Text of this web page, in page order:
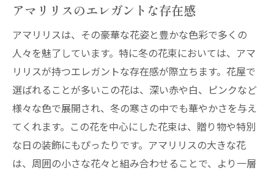
アマリリスのエレガントな存在感
アマリリスは、その豪華な花姿と豊かな色彩で多くの
人々を魅了しています。特に冬の花束においては、アマ
リリスが持つエレガントな存在感が際立ちます。花屋で
選ばれることが多いこの花は、深い赤や白、ピンクなど
様々な色で展開され、冬の寒さの中でも華やかさを与え
てくれます。この花を中心にした花束は、贈り物や特別
な日の装飾にもぴったりです。アマリリスの大きな花
は、周囲の小さな花々と組み合わせることで、より一層